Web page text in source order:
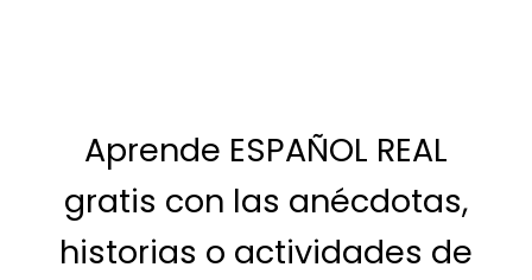
Aprende ESPAÑOL REAL
gratis con las anécdotas,
historias o actividades de